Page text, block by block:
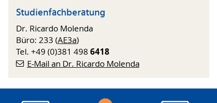
Studienfachberatung
Dr. Ricardo Molenda
Büro: 233 (AE3a)
Tel. +49 (0)381 498 6418
E-Mail an Dr. Ricardo Molenda